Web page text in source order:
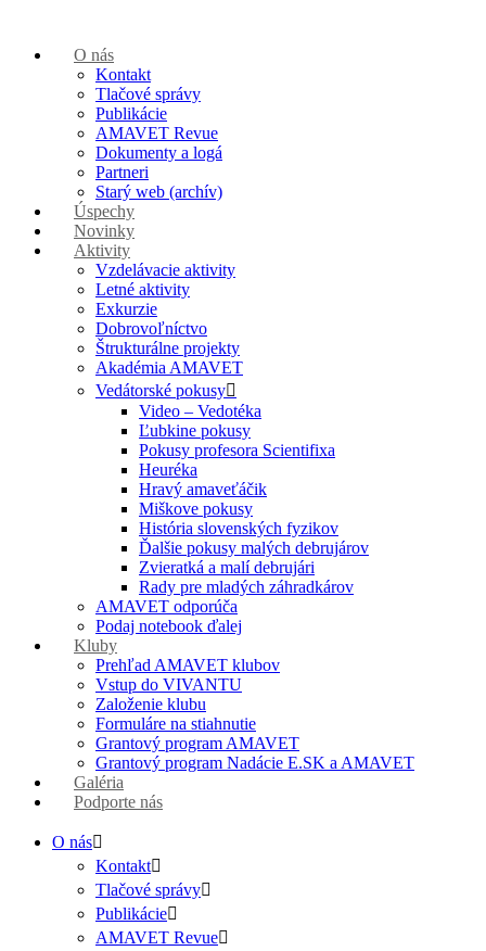
O nás
Kontakt
Tlačové správy
Publikácie
AMAVET Revue
Dokumenty a logá
Partneri
Starý web (archív)
Úspechy
Novinky
Aktivity
Vzdelávacie aktivity
Letné aktivity
Exkurzie
Dobrovoľníctvo
Štrukturálne projekty
Akadémia AMAVET
Vedátorské pokusy
Video – Vedotéka
Ľubkine pokusy
Pokusy profesora Scientifixa
Heuréka
Hravý amaveťáčik
Miškove pokusy
História slovenských fyzikov
Ďalšie pokusy malých debrujárov
Zvieratká a malí debrujári
Rady pre mladých záhradkárov
AMAVET odporúča
Podaj notebook ďalej
Kluby
Prehľad AMAVET klubov
Vstup do VIVANTU
Založenie klubu
Formuláre na stiahnutie
Grantový program AMAVET
Grantový program Nadácie E.SK a AMAVET
Galéria
Podporte nás
O nás
Kontakt
Tlačové správy
Publikácie
AMAVET Revue